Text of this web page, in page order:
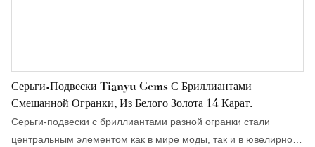
Серьги-Подвески Tianyu Gems С Бриллиантами
Смешанной Огранки, Из Белого Золота 14 Карат.
Серьги-подвески с бриллиантами разной огранки стали
центральным элементом как в мире моды, так и в ювелирной